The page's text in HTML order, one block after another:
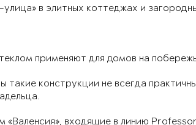
улица» в элитных коттеджах и
применяют для домов на
такие конструкции не всегда
«Валенсия», входящие в линию